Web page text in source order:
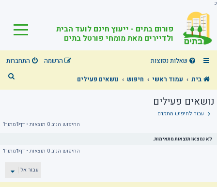
כ
פורום בתים - ייעוץ חינם לועד הבית
ולדיירים מאת מומחי פורטל בתים
שאלות נפוצות התחברות
הרשמה
בית
עמוד ראשי חיפוש נושאים פעילים
י
נושאים פעילים
עבור לחיפוש מתקדם
החיפוש הניב 0 תוצאות • דף
1מתוך1
לא נמצאו תוצאות מתאימות.
החיפוש הניב 0 תוצאות • דף 1מתוך1
עבור אל